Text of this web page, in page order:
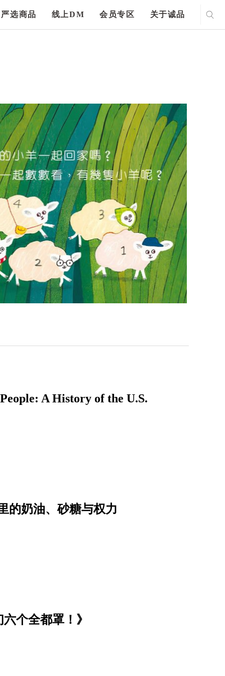
严选商品 线上DM 会员专区 关于诚品
A History of the U.S.
的奶油、砂糖与权力
个全都罩！》